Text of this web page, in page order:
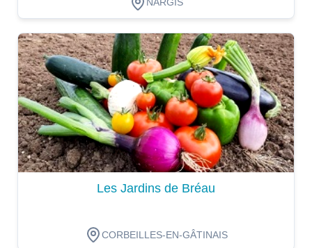
Dégustation
Les Jardins de Bréau
CORBEILLES-EN-GÂTINAIS